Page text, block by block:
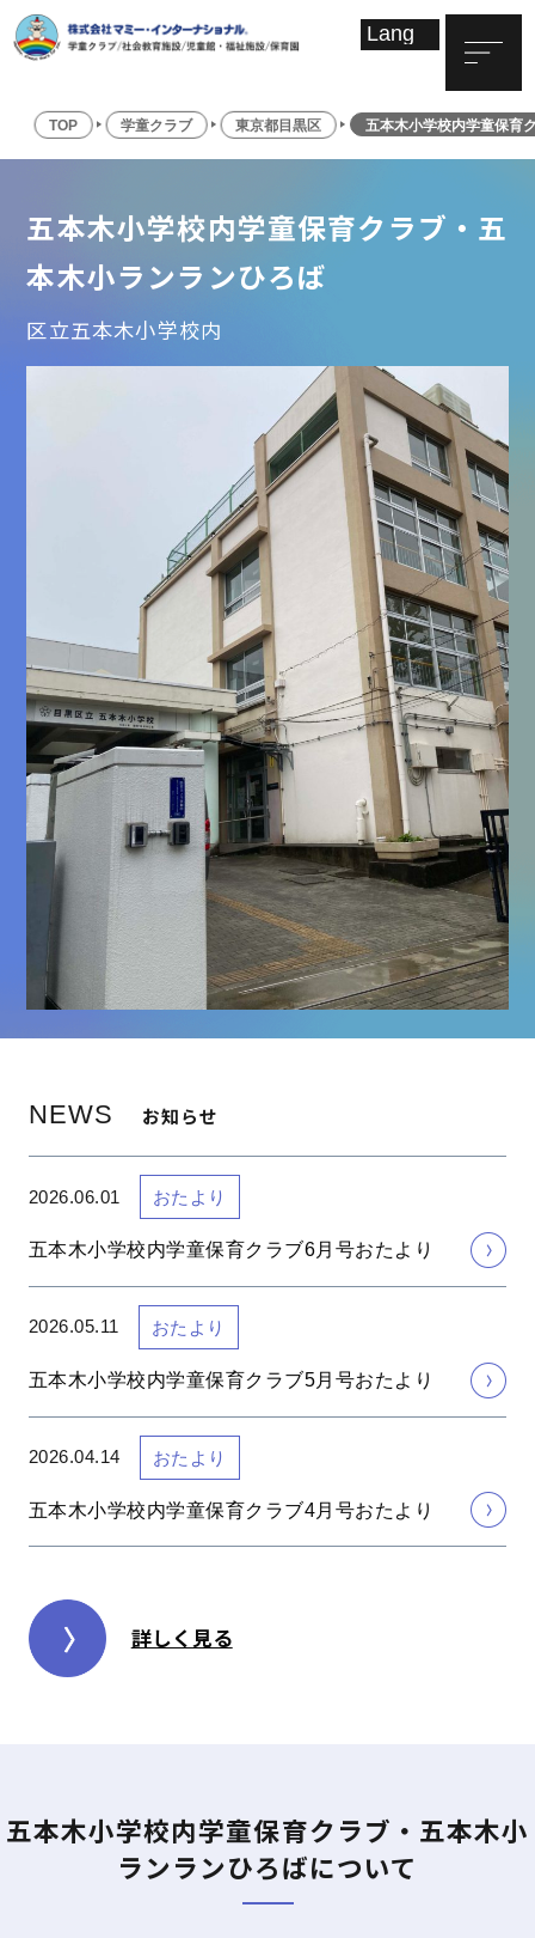
TOP 学童クラブ 東京都目黒区 五本木小学校内学童保育
五本木小学校内学童保育クラブ・五
本木小ランランひろば
区立五本木小学校内
NEWS お知らせ
2026.06.01 おたより
五本木小学校内学童保育クラブ6月号おたより
2026.05.11 おたより
五本木小学校内学童保育クラブ5月号おたより
2026.04.14 おたより
五本木小学校内学童保育クラブ4月号おたより
詳しく見る
五本木小学校内学童保育クラブ・五本木小
ランランひろばについて